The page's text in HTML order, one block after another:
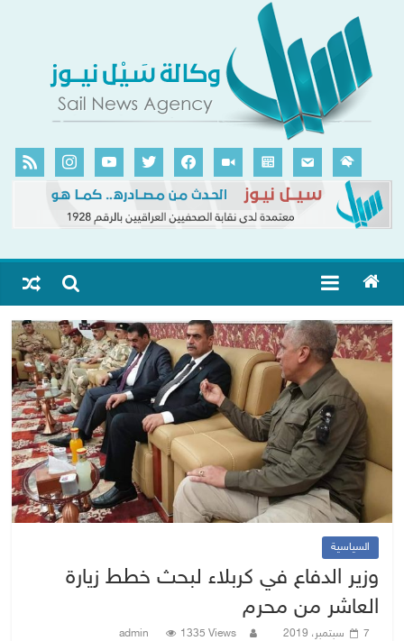
السياسية
وزير الدفاع في كربلاء لبحث خطط زيارة
العاشر من محرم
7 سبتمبر، 2019 admin 1335 Views